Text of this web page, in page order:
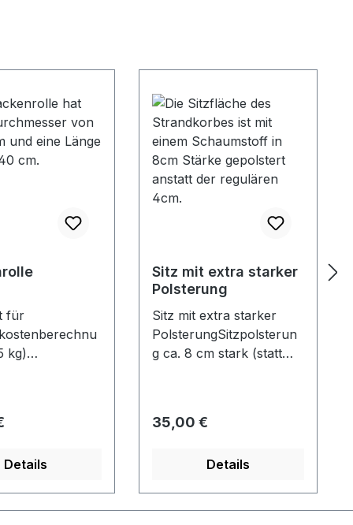
für
kg)
Preis:
Details
Sitz mit extra starker
Polsterung
Sitz mit extra starker
PolsterungSitzpolsterun
g ca. 8 cm stark (statt
nachrüstbar!
Regulärer Preis:
35,00 €
Details